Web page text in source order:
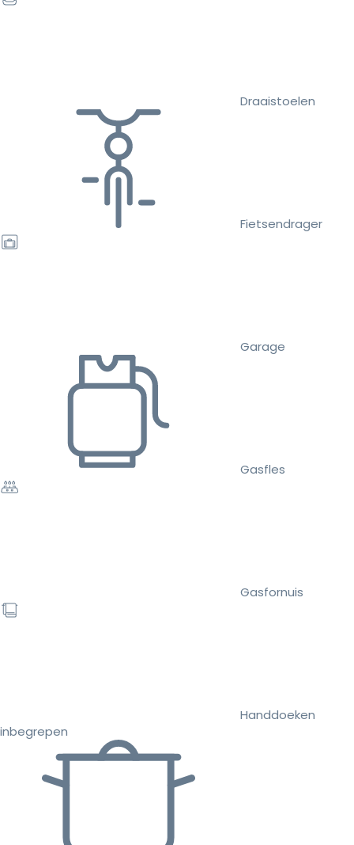
Draaistoelen
Fietsendrager
Garage
Gasfles
Gasfornuis
Handdoeken
inbegrepen